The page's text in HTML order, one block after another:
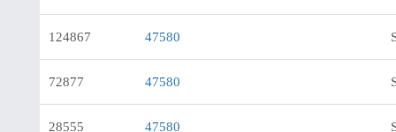
124867 47580
72877 47580
28555 47580